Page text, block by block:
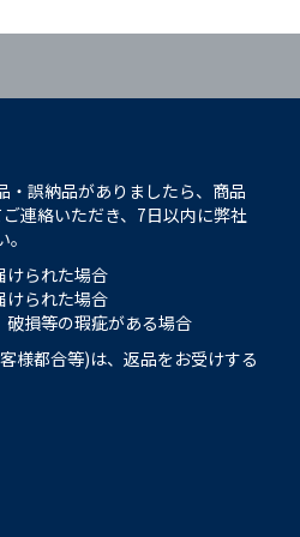
・誤納品がありましたら、商品
連絡いただき、7日以内に弊社
けられた場合
けられた場合
損等の瑕疵がある場合
様都合等)は、返品をお受けする